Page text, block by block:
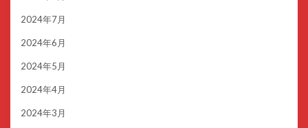
2024年7月
2024年6月
2024年5月
2024年4月
2024年3月